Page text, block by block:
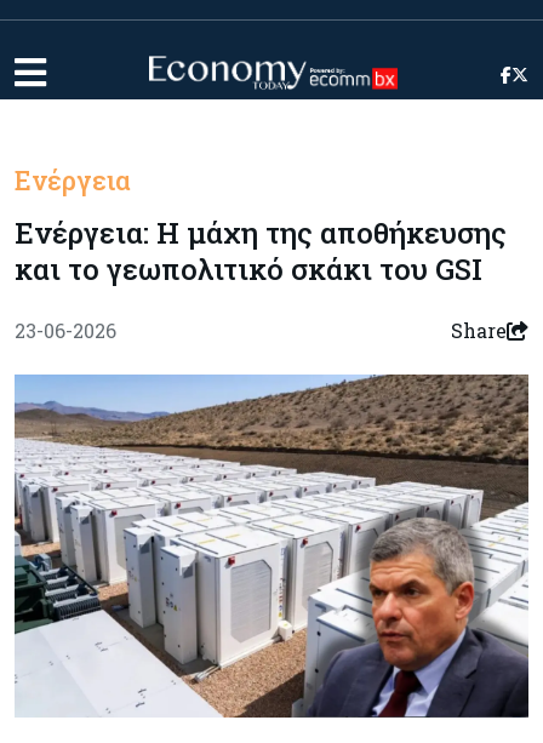
Ενέργεια
Ενέργεια: Η μάχη της αποθήκευσης
και το γεωπολιτικό σκάκι του GSI
23-06-2026 Share